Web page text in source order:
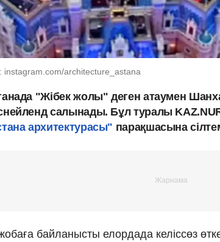
instagram.com/architecture_astana
"Жібек жолы" деген атаумен
салынады. Бұл туралы
архитектурасы" парақшасына
жобаға байланысты елордада келіссөз